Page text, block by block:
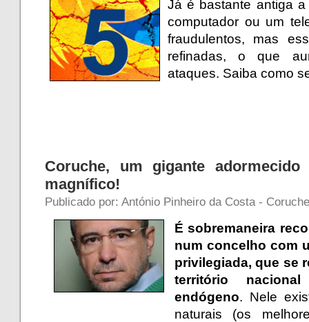
Já é bastante antiga
computador ou um
fraudulentos, mas
refinadas, o que
ataques. Saiba como
Coruche, um gigante
magnífico!
Publicado por: António Pinheiro da Costa -
É sobremaneira
num concelho com
privilegiada, que se
território
endógeno. Nele
naturais (os